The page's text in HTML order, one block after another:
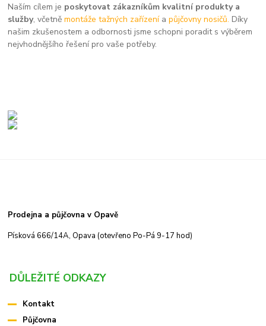
Naším cílem je poskytovat zákazníkům kvalitní produkty a
služby, včetněmontáže tažných zařízení apůjčovny nosičů. Díky
našim zkušenostem a odbornosti jsme schopni poradit s výběrem
nejvhodnějšího řešení pro vaše potřeby.
Prodejna a půjčovna v Opavě
Písková 666/14A, Opava (otevřeno Po-Pá 9-17 hod)
DŮLEŽITÉ ODKAZY
Kontakt
Půjčovna